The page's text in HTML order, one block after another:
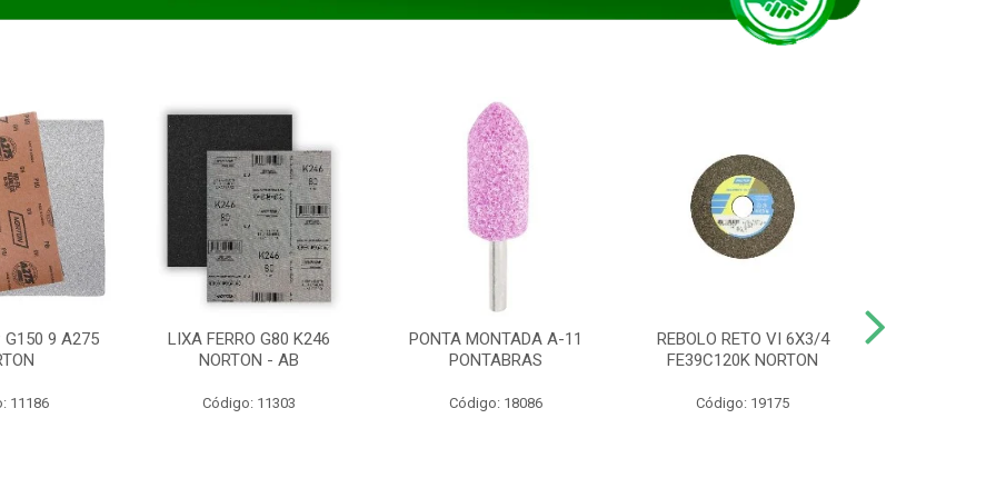
G150 9 A275
11186
LIXA FERRO G80 K246
NORTON - AB
Código: 11303
PONTA MONTADA A-11
PONTABRAS
Código: 18086
REBOLO RETO VI 6X3/4
FE39C120K NORTON
Código: 19175